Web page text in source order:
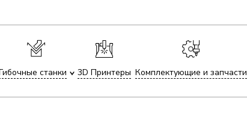
станки 3D Принтеры Комплектующие и запчасти